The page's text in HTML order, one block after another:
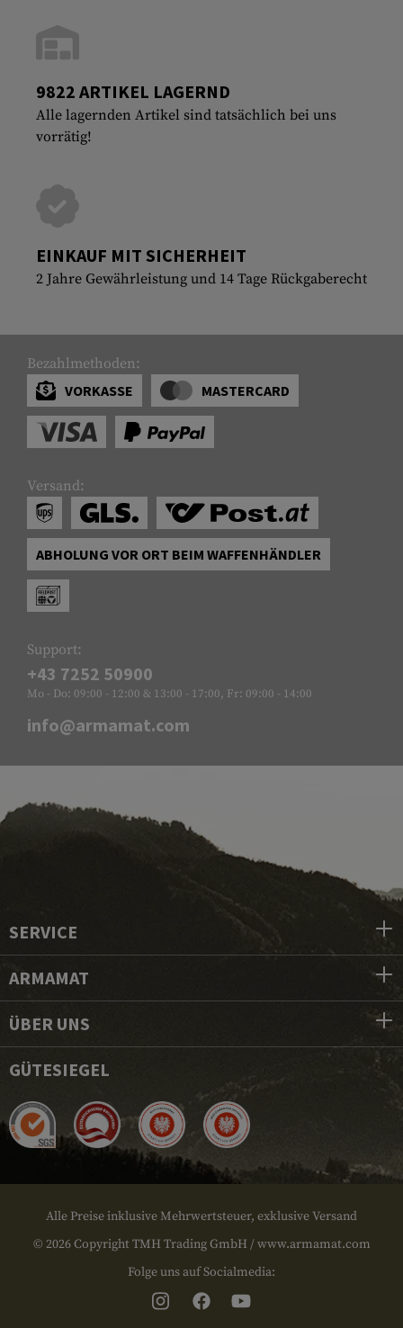
9822 ARTIKEL LAGERND
Alle lagernden Artikel sind tatsächlich bei uns
vorrätig!
EINKAUF MIT SICHERHEIT
2 Jahre Gewährleistung und 14 Tage Rückgaberecht
Bezahlmethoden:
VORKASSE
MASTERCARD
Versand:
ABHOLUNG VOR ORT BEIM WAFFENHÄNDLER
Support:
+43 7252 50900
Mo - Do: 09:00 - 12:00 & 13:00 - 17:00, Fr: 09:00 - 14:00
info@armamat.com
SERVICE
ARMAMAT
ÜBER UNS
GÜTESIEGEL
Alle Preise inklusive Mehrwertsteuer, exklusive Versand
© 2026 Copyright TMH Trading GmbH / www.armamat.com
Folge uns auf Socialmedia: